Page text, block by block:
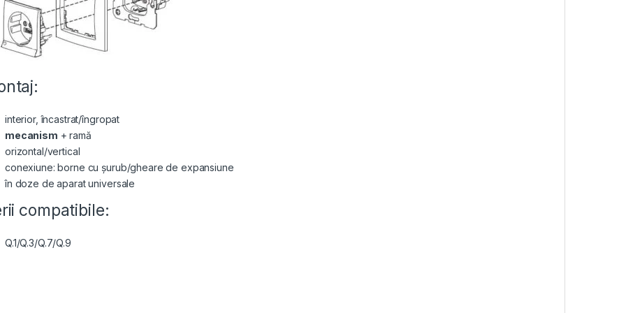
interior, încastrat/îngropat
mecanism + ramă
orizontal/vertical
conexiune: borne cu șurub/gheare de expansiune
în doze de aparat universale
compatibile:
Q.1/Q.3/Q.7/Q.9